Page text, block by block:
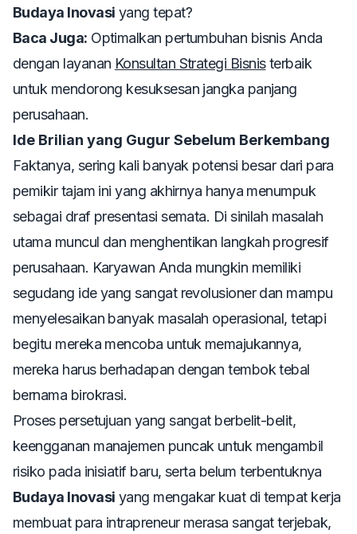
Budaya Inovasi yang tepat?
Baca Juga: Optimalkan pertumbuhan bisnis Anda
dengan layanan Konsultan Strategi Bisnisterbaik
untuk mendorong kesuksesan jangka panjang
perusahaan.
Ide Brilian yang Gugur Sebelum Berkembang
Faktanya, sering kali banyak potensi besar dari para
pemikir tajam ini yang akhirnya hanya menumpuk
sebagai draf presentasi semata. Di sinilah masalah
utama muncul dan menghentikan langkah progresif
perusahaan. Karyawan Anda mungkin memiliki
segudang ide yang sangat revolusioner dan mampu
menyelesaikan banyak masalah operasional, tetapi
begitu mereka mencoba untuk memajukannya,
mereka harus berhadapan dengan tembok tebal
bernama birokrasi.
Proses persetujuan yang sangat berbelit-belit,
keengganan manajemen puncak untuk mengambil
risiko pada inisiatif baru, serta belum terbentuknya
Budaya Inovasi yang mengakar kuat di tempat kerja
membuat para intrapreneur merasa sangat terjebak,